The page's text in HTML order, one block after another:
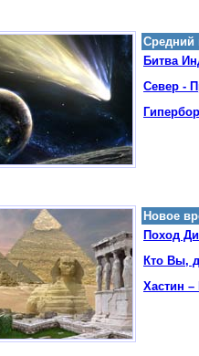
Средний
Битва
Север -
Новое
Поход
Кто Вы,
Хастин –